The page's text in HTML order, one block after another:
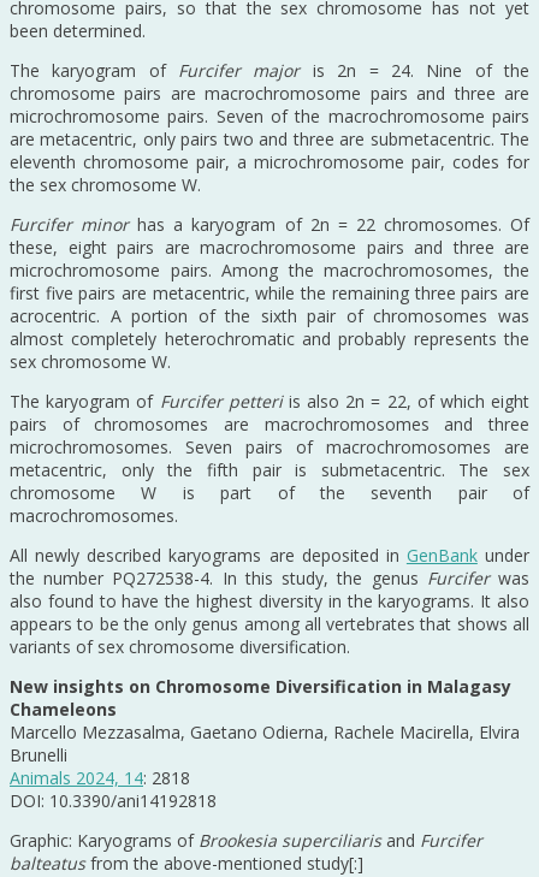
chromosome pairs, so that the sex chromosome has not yet
been determined.
The karyogram of Furcifer majoris 2n = 24. Nine of the
chromosome pairs are macrochromosome pairs and three are
microchromosome pairs. Seven of the macrochromosome pairs
are metacentric, only pairs two and three are submetacentric. The
eleventh chromosome pair, a microchromosome pair, codes for
the sex chromosome W.
Furcifer minorhas a karyogram of 2n = 22 chromosomes. Of
these, eight pairs are macrochromosome pairs and three are
microchromosome pairs. Among the macrochromosomes, the
first five pairs are metacentric, while the remaining three pairs are
acrocentric. A portion of the sixth pair of chromosomes was
almost completely heterochromatic and probably represents the
sex chromosome W.
The karyogram of Furcifer petteriis also 2n = 22, of which eight
pairs of chromosomes are macrochromosomes and three
microchromosomes. Seven pairs of macrochromosomes are
metacentric, only the fifth pair is submetacentric. The sex
chromosome W is part of the seventh pair of
macrochromosomes.
All newly described karyograms are deposited in GenBankunder
the number PQ272538-4. In this study, the genus Furciferwas
also found to have the highest diversity in the karyograms. It also
appears to be the only genus among all vertebrates that shows all
variants of sex chromosome diversification.
New insights on Chromosome Diversification in Malagasy
Chameleons
Marcello Mezzasalma, Gaetano Odierna, Rachele Macirella, Elvira
Brunelli
Animals 2024, 14: 2818
DOI: 10.3390/ani14192818
Graphic: Karyograms of Brookesia superciliarisand Furcifer
balteatusfrom the above-mentioned study[:]